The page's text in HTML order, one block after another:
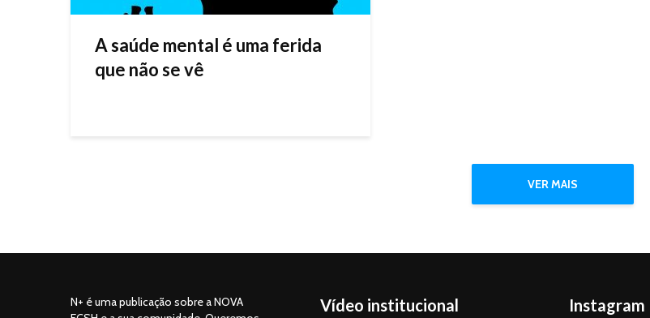
A saúde mental é uma ferida
que não se vê
VER MAIS
N+ é uma publicação sobre a NOVA
Vídeo institucional Instagram